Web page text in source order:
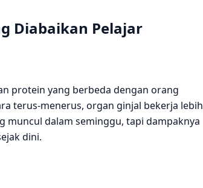
Diabaikan Pelajar
protein yang berbeda dengan orang
terus-menerus, organ ginjal bekerja lebih
muncul dalam seminggu, tapi dampaknya
dini.